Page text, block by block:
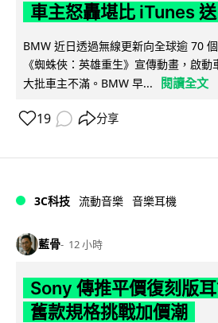
車主怒轟堪比 iTunes
BMW 近日透過無線更新向全球逾 70
《蜘蛛俠：英雄重生》宣傳動畫，啟
大批車主不滿。BMW 早...
閱讀全文
19 分享
3C科技 流動音樂 音樂耳機
藍骨 12 小時
Sony 傳推平價復刻版
舊款規格挑戰加價潮